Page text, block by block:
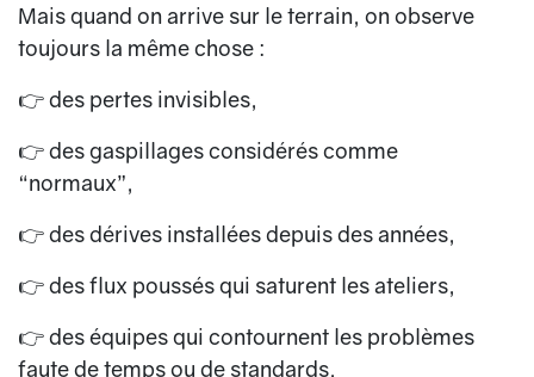
Mais quand on arrive sur le terrain, on observe
toujours la même chose :
👉 des pertes invisibles,
👉 des gaspillages considérés comme
“normaux”,
👉 des dérives installées depuis des années,
👉 des flux poussés qui saturent les ateliers,
👉 des équipes qui contournent les problèmes
faute de temps ou de standards,